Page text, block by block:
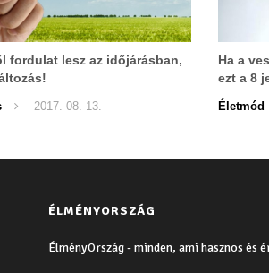
fordulat lesz az időjárásban,
2017. 08. 13.
Ha a
ezt a 8
Életmód
ÉLMÉNYORSZÁG
ÉlményOrszág - minden, ami hasznos és